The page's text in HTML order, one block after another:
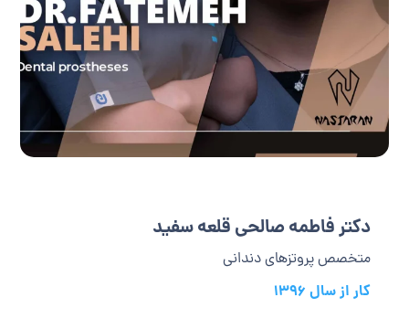
دکتر فاطمه صالحی قلعه سفید
متخصص پروتزهای دندانی
کار از سال 1396